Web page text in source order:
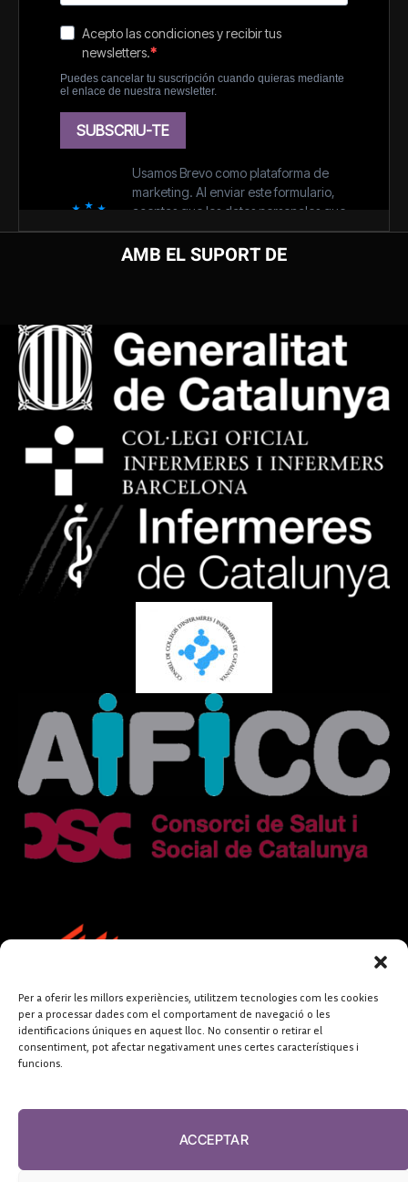
Per a oferir les millors experiències, utilitzem tecnologies com les cookies
per a processar dades com el comportament de navegació o les
identificacions úniques en aquest lloc. No consentir o retirar el
consentiment, pot afectar negativament unes certes característiques i
funcions.
ACCEPTAR
AMB EL SUPORT DE
FUNDACIÓ